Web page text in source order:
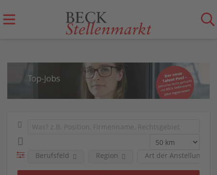
Berufsfeld Region Art der Anstellung